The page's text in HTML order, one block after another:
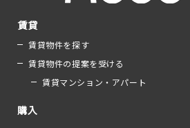
賃貸
賃貸物件を探す
賃貸物件の提案を受ける
賃貸マンション・アパート
購入